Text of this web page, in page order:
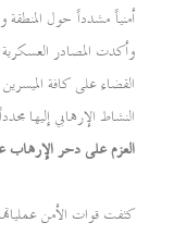
أمنياً مشدداً حول
وأكدت المصادر
القضاء على كافة
النشاط الإرهابي إليها
العزم على دحر الإرهاب
كثفت قوات الأمن